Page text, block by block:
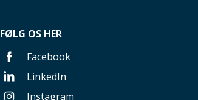
FØLG OS HER
Facebook
LinkedIn
Instagram